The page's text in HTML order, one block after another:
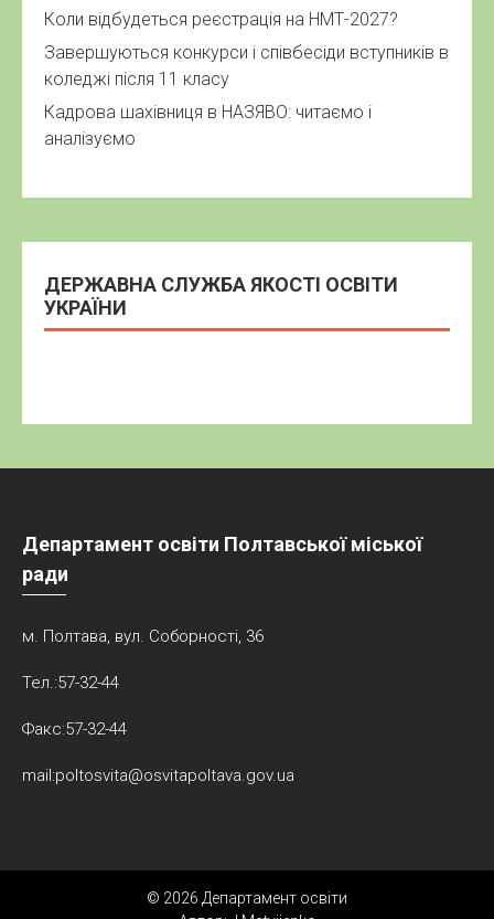
Коли відбудеться реєстрація на НМТ-2027?
Завершуються конкурси і співбесіди вступників в
коледжі після 11 класу
Кадрова шахівниця в НАЗЯВО: читаємо і
аналізуємо
ДЕРЖАВНА СЛУЖБА ЯКОСТІ ОСВІТИ
УКРАЇНИ
Департамент освіти Полтавської міської
ради
м. Полтава, вул. Соборності, 36
Тел.:57-32-44
Факс:57-32-44
mail:poltosvita@osvitapoltava.gov.ua
© 2026 Департамент освіти